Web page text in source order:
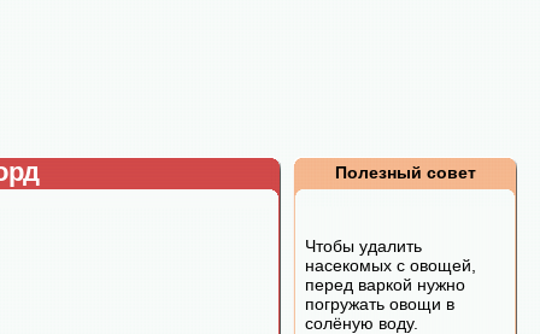
Полезный совет
Чтобы удалить
насекомых с овощей,
перед варкой нужно
погружать овощи в
солёную воду.